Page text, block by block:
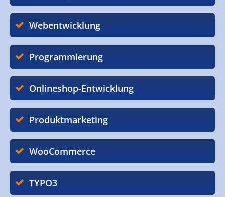
Webentwicklung
Programmierung
Onlineshop-Entwicklung
Produktmarketing
WooCommerce
TYPO3